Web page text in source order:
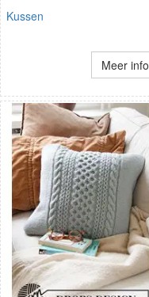
Kussen
Meer info